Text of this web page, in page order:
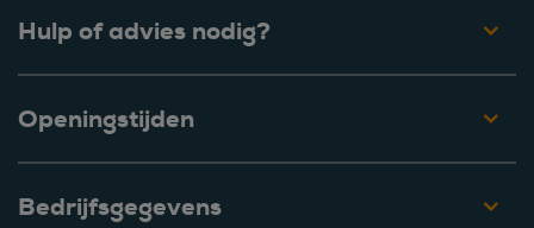
Hulp of advies nodig?
Openingstijden
Bedrijfsgegevens